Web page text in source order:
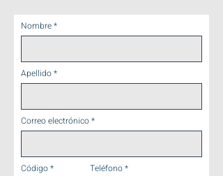
Nombre
Apellido
Correo electrónico
Código Teléfono